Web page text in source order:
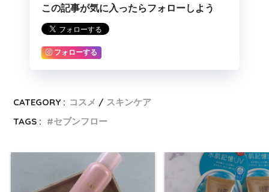
この記事が気に入ったらフォローしよう
フォローする
CATEGORY : コスメ
スキンケア
TAGS :
セブンフロー